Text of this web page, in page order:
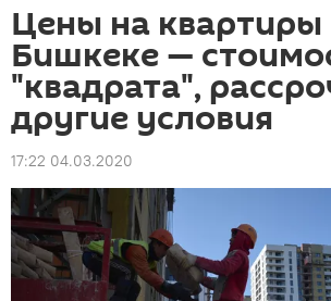
Цены на квартиры
Бишкеке —
"квадрата",
другие условия
17:22 04.03.2020